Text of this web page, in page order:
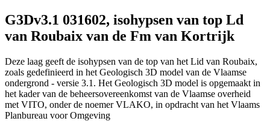
G3Dv3.1 031602, isohypsen van top Ld
van Roubaix van de Fm van Kortrijk
Deze laag geeft de isohypsen van de top van het Lid van Roubaix,
zoals gedefinieerd in het Geologisch 3D model van de Vlaamse
ondergrond - versie 3.1. Het Geologisch 3D model is opgemaakt in
het kader van de beheersovereenkomst van de Vlaamse overheid
met VITO, onder de noemer VLAKO, in opdracht van het Vlaams
Planbureau voor Omgeving